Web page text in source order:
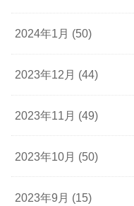
2024年1月 (50)
2023年12月 (44)
2023年11月 (49)
2023年10月 (50)
2023年9月 (15)